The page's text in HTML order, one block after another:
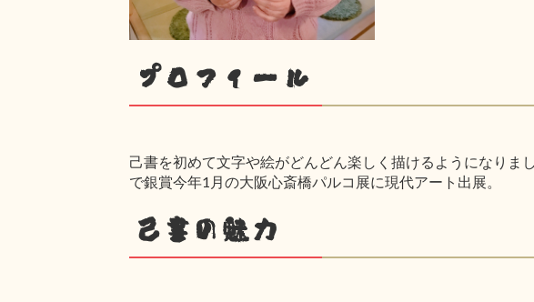
プロフィール
己書を初めて文字や絵がどんどん楽しく描けるようになりま
で銀賞今年1月の大阪心斎橋パルコ展に現代アート出展。
己書の魅力